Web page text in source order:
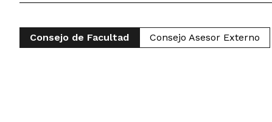
Consejo de Facultad Consejo Asesor Externo